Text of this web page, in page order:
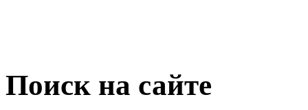
Поиск на сайте